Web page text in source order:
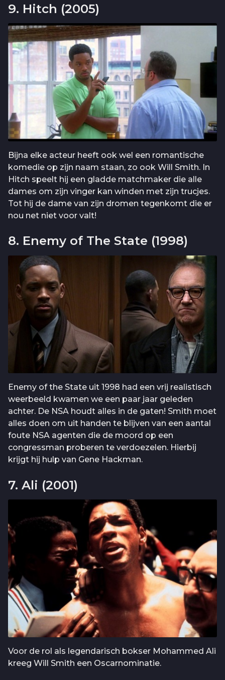
9. Hitch (2005)
Bijna elke acteur heeft ook wel een romantische
komedie op zijn naam staan, zo ook Will Smith. In
Hitch speelt hij een gladde matchmaker die alle
dames om zijn vinger kan winden met zijn trucjes.
Tot hij de dame van zijn dromen tegenkomt die er
nou net niet voor valt!
8. Enemy of The State (1998)
Enemy of the State uit 1998 had een vrij realistisch
weerbeeld kwamen we een paar jaar geleden
achter. De NSA houdt alles in de gaten! Smith moet
alles doen om uit handen te blijven van een aantal
foute NSA agenten die de moord op een
congressman proberen te verdoezelen. Hierbij
krijgt hij hulp van Gene Hackman.
7. Ali (2001)
Voor de rol als legendarisch bokser Mohammed Ali
kreeg Will Smith een Oscarnominatie.